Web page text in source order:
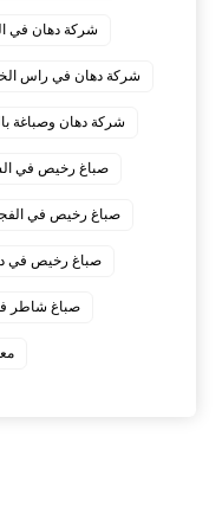
شركة دهان في
شركة دهان في راس
شركة دهان وصباغة
صباغ رخيص في
صباغ رخيص في
صباغ رخيص في
صباغ شاطر